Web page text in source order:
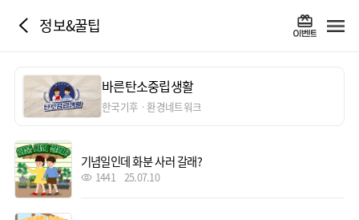
정보&꿀팁
바른탄소중립생활
한국기후ㆍ환경네트워크
기념일인데 화분 사러 갈래?
1441 25.07.10